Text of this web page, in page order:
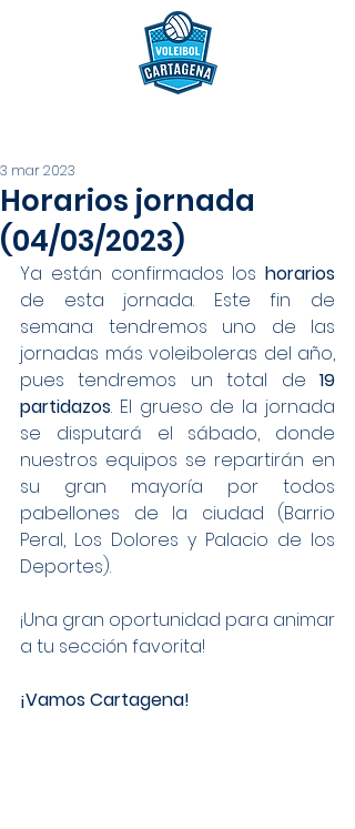
Horarios jornada
(04/03/2023)
3 mar 2023
Ya están confirmados los horarios
de esta jornada. Este fin de
semana tendremos uno de las
jornadas más voleiboleras del año,
pues tendremos un total de 19
partidazos. El grueso de la jornada
se disputará el sábado, donde
nuestros equipos se repartirán en
su gran mayoría por todos
pabellones de la ciudad (Barrio
Peral, Los Dolores y Palacio de los
Deportes).
¡Una gran oportunidad para animar
a tu sección favorita!
¡Vamos Cartagena!